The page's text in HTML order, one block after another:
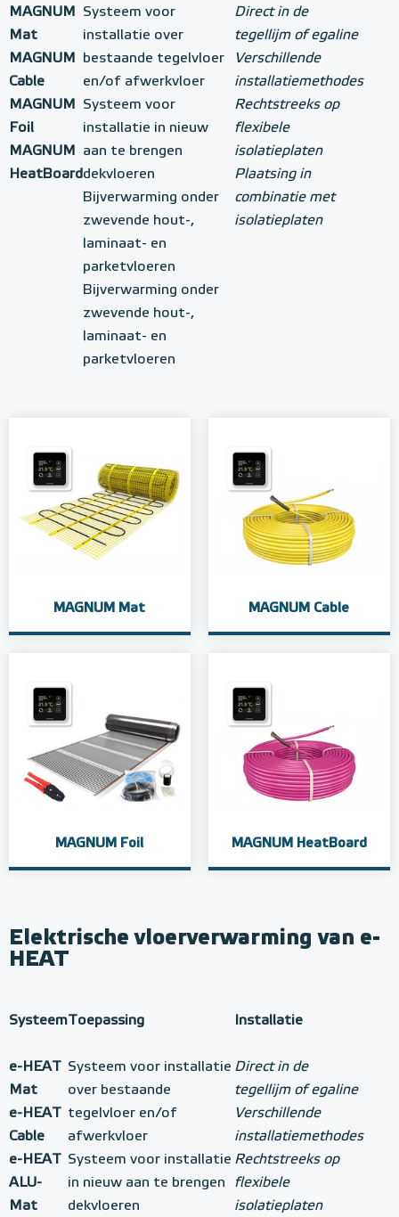
MAGNUM
Mat
MAGNUM
Cable
MAGNUM
Foil
MAGNUM
HeatBoard
Systeem voor
installatie over
bestaande tegelvloer
en/of afwerkvloer
Systeem voor
installatie in nieuw
aan te brengen
dekvloeren
Bijverwarming onder
zwevende hout-,
laminaat- en
parketvloeren
Bijverwarming onder
zwevende hout-,
laminaat- en
parketvloeren
Direct in de
tegellijm of egaline
Verschillende
installatiemethodes
Rechtstreeks op
flexibele
isolatieplaten
Plaatsing in
combinatie met
isolatieplaten
MAGNUM Mat MAGNUM Cable
MAGNUM Foil MAGNUM HeatBoard
Elektrische vloerverwarming van e-
HEAT
SysteemToepassing Installatie
e-HEAT
Mat
e-HEAT
Cable
e-HEAT
ALU-
Mat
Systeem voor installatie
over bestaande
tegelvloer en/of
afwerkvloer
Systeem voor installatie
in nieuw aan te brengen
dekvloeren
Direct in de
tegellijm of egaline
Verschillende
installatiemethodes
Rechtstreeks op
flexibele
isolatieplaten